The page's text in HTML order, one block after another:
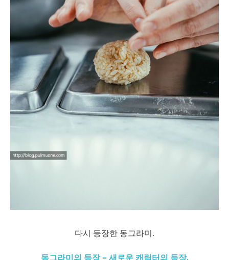
다시 등장한 동그라미.
동그라미의 등장 = 새로운 캐릭터의 등장.